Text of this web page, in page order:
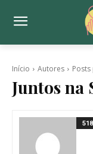
Início Autores Posts
Juntos na